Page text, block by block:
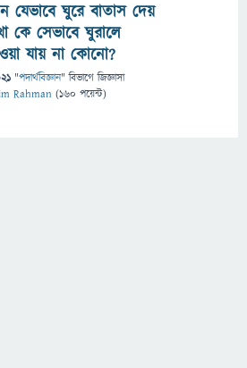
যেভাবে ঘুরে বাতাস দেয়
কে সেভাবে ঘুরালে
যায় না কোনো?
"পদার্থবিজ্ঞান" বিভাগে জিজ্ঞাসা
Rahman (160 পয়েন্ট)